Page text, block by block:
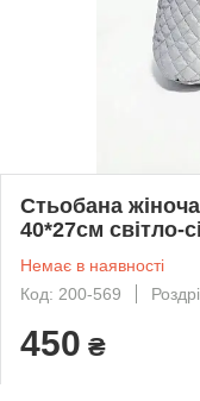
Стьобана
40*27см світло-
Немає в наявності
Код: 200-569
450 ₴